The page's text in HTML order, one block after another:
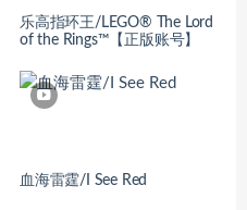
乐高指环王/LEGO® The Lord
of the Rings™【正版账号】
血海雷霆/I See Red